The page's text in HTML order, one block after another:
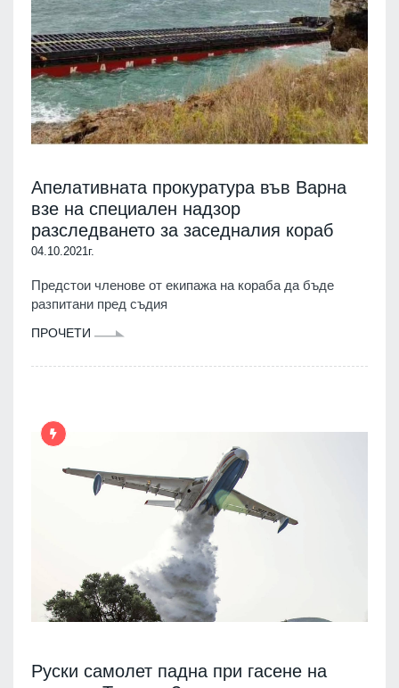
Апелативната прокуратура във Варна
взе на специален надзор
разследването за заседналия кораб
04.10.2021г.
Предстои членове от екипажа на кораба да бъде
разпитани пред съдия
ПРОЧЕТИ
Руски самолет падна при гасене на